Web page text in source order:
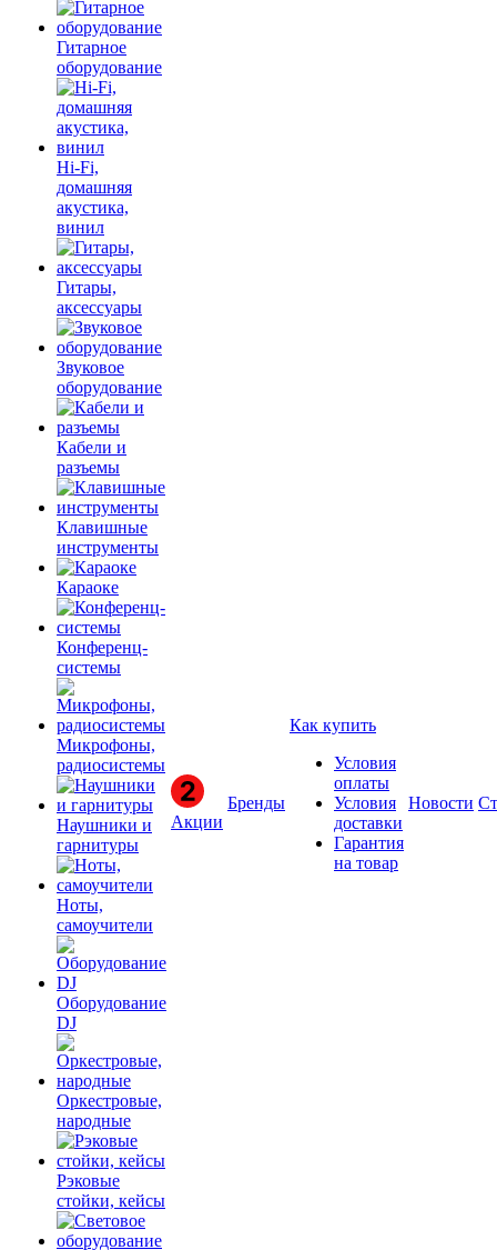
Гитарное
оборудование
Hi-Fi,
домашняя
акустика,
винил
Гитары,
аксессуары
Звуковое
оборудование
Кабели и
разъемы
Клавишные
инструменты
Караоке
Конференц-
системы
Микрофоны,
радиосистемы
Наушники и
гарнитуры
Ноты,
самоучители
Оборудование
DJ
Оркестровые,
народные
Рэковые
стойки, кейсы
Акции
Бренды
Как купить
Условия
оплаты
Условия
доставки
Гарантия
на товар
Новости